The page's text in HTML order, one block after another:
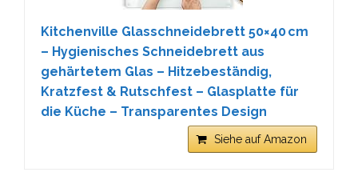
Kitchenville Glasschneidebrett 50×40 cm
– Hygienisches Schneidebrett aus
gehärtetem Glas – Hitzebeständig,
Kratzfest & Rutschfest – Glasplatte für
die Küche – Transparentes Design
Siehe auf Amazon